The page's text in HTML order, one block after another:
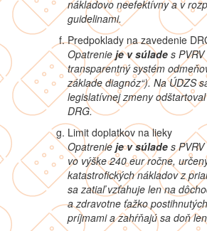
nákladovo neefektívny a v
guidelinami.
Predpoklady na zavedenie
Opatrenieje v súlade s PVRV
transparentný systém
základe diagnóz“). Na ÚDZS
legislatívnej zmeny
DRG.
Limit doplatkov na lieky
Opatrenieje v súlade s PVRV
vo výške 240 eur ročne,
katastrofických nákladov z
sa zatiaľ vzťahuje len na
a zdravotne ťažko
príjmami a zahŕňajú sa doň